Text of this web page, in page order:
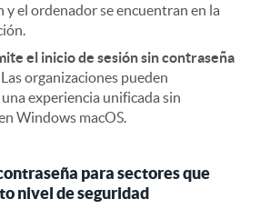
y el ordenador se encuentran en la
el inicio de sesión sin contraseña
Las organizaciones pueden
experiencia unificada sin
Windows macOS.
para sectores que
nivel de seguridad